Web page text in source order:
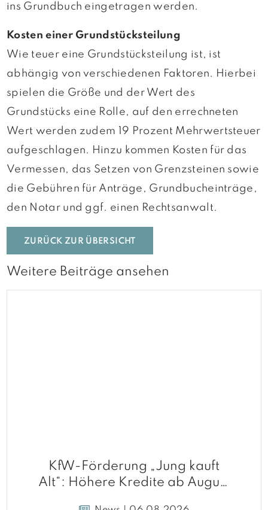
ins Grundbuch eingetragen werden.
Kosten einer Grundstücksteilung
Wie teuer eine Grundstücksteilung ist, ist
abhängig von verschiedenen Faktoren. Hierbei
spielen die Größe und der Wert des
Grundstücks eine Rolle, auf den errechneten
Wert werden zudem 19 Prozent Mehrwertsteuer
aufgeschlagen. Hinzu kommen Kosten für das
Vermessen, das Setzen von Grenzsteinen sowie
die Gebühren für Anträge, Grundbucheinträge,
den Notar und ggf. einen Rechtsanwalt.
ZURÜCK ZUR ÜBERSICHT
Weitere Beiträge ansehen
KfW-Förderung „Jung kauft
Alt“: Höhere Kredite ab August